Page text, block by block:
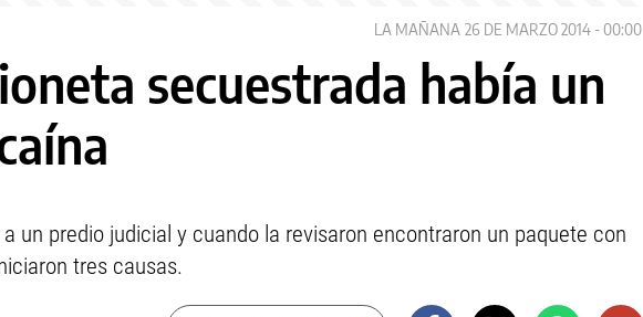
LA MAÑANA 26 DE MARZO 2014 - 00:00
secuestrada había un
un predio judicial y cuando la revisaron encontraron un paquete con
tres causas.